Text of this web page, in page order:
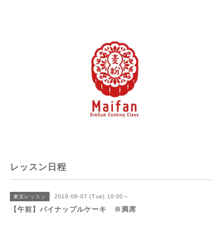
レッスン日程
東京レッスン 2018-08-07 (Tue) 10:00～
【午前】パイナップルケーキ ※満席